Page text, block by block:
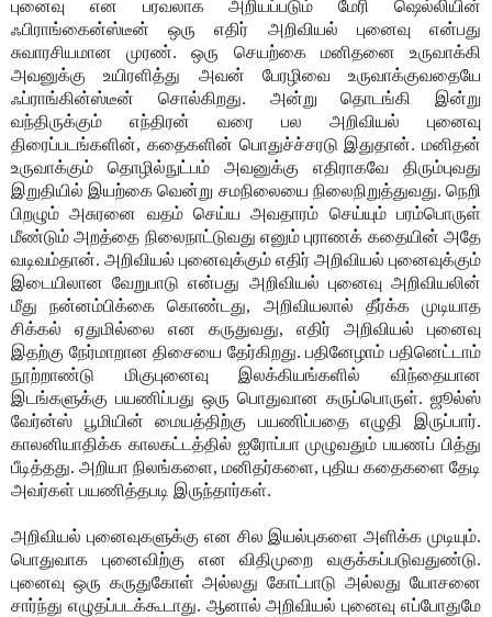
புனைவு என பரவலாக அறியப்படும் மேரி ஷெல்லியின்
ஃபிராங்கைன்ஸ்டீன் ஒரு எதிர் அறிவியல் புனைவு என்பது
சுவாரசியமான முரண். ஒரு செயற்கை மனிதனை உருவாக்கி
அவனுக்கு உயிரளித்து அவன் பேரழிவை உருவாக்குவதையே
ஃப்ராங்கின்ஸ்டீன் சொல்கிறது. அன்று தொடங்கி இன்று
வந்திருக்கும் எந்திரன் வரை பல அறிவியல் புனைவு
திரைப்படங்களின், கதைகளின் பொதுச்ச்சரடு இதுதான். மனிதன்
உருவாக்கும் தொழில்நுட்பம் அவனுக்கு எதிராகவே திரும்புவது
இறுதியில் இயற்கை வென்று சமநிலையை நிலைநிறுத்துவது. நெறி
பிறழும் அசுரனை வதம் செய்ய அவதாரம் செய்யும் பரம்பொருள்
மீண்டும் அறத்தை நிலைநாட்டுவது எனும் புராணக் கதையின் அதே
வடிவம்தான். அறிவியல் புனைவுக்கும் எதிர் அறிவியல் புனைவுக்கும்
இடையிலான வேறுபாடு என்பது அறிவியல் புனைவு அறிவியலின்
மீது நன்னம்பிக்கை கொண்டது, அறிவியலால் தீர்க்க முடியாத
சிக்கல் ஏதுமில்லை என கருதுவது, எதிர் அறிவியல் புனைவு
இதற்கு நேர்மாறான திசையை தேர்கிறது. பதினேழாம் பதினெட்டாம்
நூற்றாண்டு மிகுபுனைவு இலக்கியங்களில் விந்தையான
இடங்களுக்கு பயணிப்பது ஒரு பொதுவான கருப்பொருள். ஜூல்ஸ்
வேர்ன்ஸ் பூமியின் மையத்திற்கு பயணிப்பதை எழுதி இருப்பார்.
காலனியாதிக்க காலகட்டத்தில் ஐரோப்பா முழுவதும் பயணப் பித்து
பீடித்தது. அறியா நிலங்களை, மனிதர்களை, புதிய கதைகளை தேடி
அவர்கள் பயணித்தபடி இருந்தார்கள்.
அறிவியல் புனைவுகளுக்கு என சில இயல்புகளை அளிக்க முடியும்.
பொதுவாக புனைவிற்கு என விதிமுறை வகுக்கப்படுவதுண்டு.
புனைவு ஒரு கருதுகோள் அல்லது கோட்பாடு அல்லது யோசனை
சார்ந்து எழுதப்படக்கூடாது. ஆனால் அறிவியல் புனைவு எப்போதுமே